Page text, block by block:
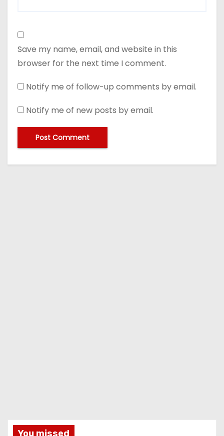
Save my name, email, and website in this
browser for the next time I comment.
Notify me of follow-up comments by email.
Notify me of new posts by email.
You missed